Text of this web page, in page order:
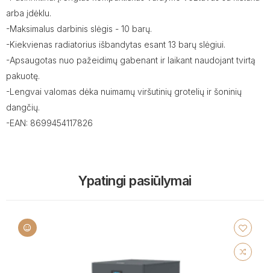
arba įdėklu.
-Maksimalus darbinis slėgis - 10 barų.
-Kiekvienas radiatorius išbandytas esant 13 barų slėgiui.
-Apsaugotas nuo pažeidimų gabenant ir laikant naudojant tvirtą
pakuotę.
-Lengvai valomas dėka nuimamų viršutinių grotelių ir šoninių
dangčių.
-EAN: 8699454117826
Ypatingi pasiūlymai